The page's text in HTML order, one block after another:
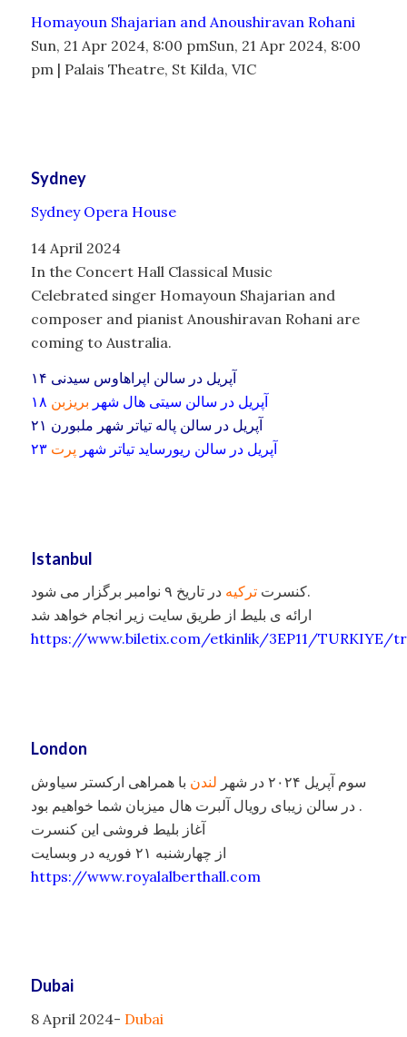
Homayoun Shajarian and Anoushiravan Rohani
Sun, 21 Apr 2024, 8:00 pmSun, 21 Apr 2024, 8:00
pm | Palais Theatre, St Kilda, VIC
Sydney
Sydney Opera House
14 April 2024
In the Concert Hall Classical Music
Celebrated singer Homayoun Shajarian and
composer and pianist Anoushiravan Rohani are
coming to Australia.
۱۴ آپریل در سالن اپراهاوس سیدنی
۱۸ آپریل در سالن سیتی هال شهر بریزبن
۲۱ آپریل در سالن پاله تیاتر شهر ملبورن
۲۳ آپریل در سالن ریورساید تیاتر شهر پرت
Istanbul
کنسرتترکیه
در تاریخ ۹ نوامبر برگزار می شود.
ارائه ی بلیط از طریق سایت زیر انجام خواهد شد
https://www.biletix.com/etkinlik/3EP11/TURKIYE/tr
London
سوم آپریل ۲۰۲۴ در شهر لندن با همراهی ارکستر سیاوش
در سالن زیبای رویال آلبرت هال میزبان شما خواهیم بود .
آغاز بلیط فروشی این کنسرت
از چهارشنبه ۲۱ فوریه در وبسایت
https://www.royalalberthall.com
Dubai
8 April 2024- Dubai